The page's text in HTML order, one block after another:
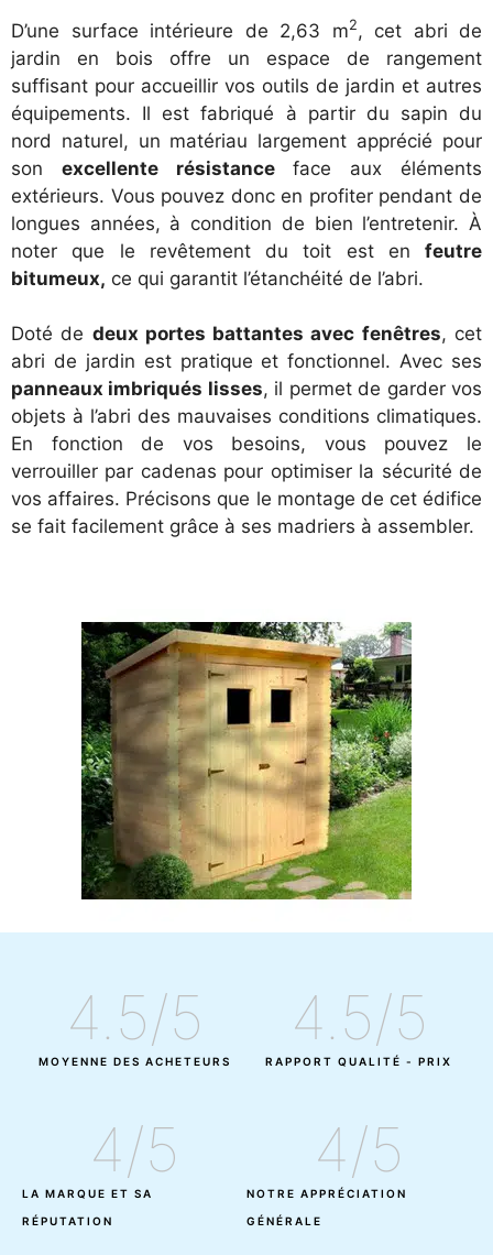
D’une surface intérieure de 2,63 m2, cet abri de
jardin en bois offre un espace de rangement
suffisant pour accueillir vos outils de jardin et autres
équipements. Il est fabriqué à partir du sapin du
nord naturel, un matériau largement apprécié pour
son excellente résistanceface aux éléments
extérieurs. Vous pouvez donc en profiter pendant de
longues années, à condition de bien l’entretenir. À
noter que le revêtement du toit est en feutre
bitumeux, ce qui garantit l’étanchéité de l’abri.
Doté de deux portes battantes avec fenêtres, cet
abri de jardin est pratique et fonctionnel. Avec ses
panneaux imbriqués lisses, il permet de garder vos
objets à l’abri des mauvaises conditions climatiques.
En fonction de vos besoins, vous pouvez le
verrouiller par cadenas pour optimiser la sécurité de
vos affaires. Précisons que le montage de cet édifice
se fait facilement grâce à ses madriers à assembler.
MOYENNE DES ACHETEURS
4.5/5
RAPPORT QUALITÉ - PRIX
4.5/5
LA MARQUE ET SA
RÉPUTATION
4/5
NOTRE APPRÉCIATION
GÉNÉRALE
4/5